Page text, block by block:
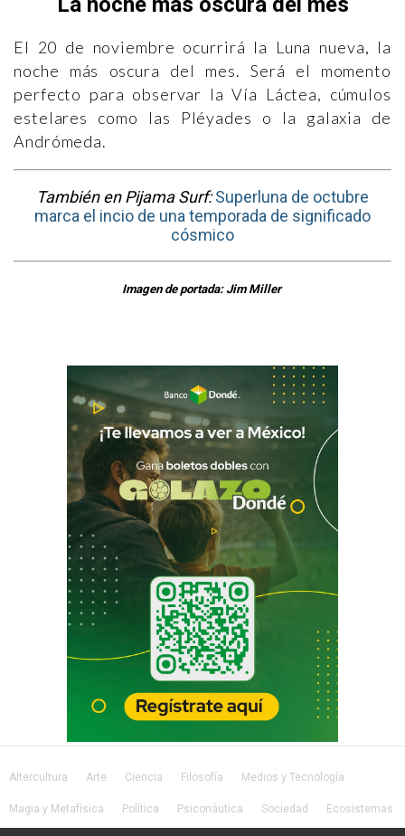
El 20 de noviembre ocurrirá la Luna nueva, la
noche más oscura del mes. Será el momento
perfecto para observar la Vía Láctea, cúmulos
estelares como las Pléyades o la galaxia de
Andrómeda.
También en Pijama Surf: Superluna de octubre
marca el incio de una temporada de significado
cósmico
Imagen de portada: Jim Miller
Altercultura Arte Ciencia Filosofía Medios y Tecnología
Magia y Metafísica Política Psiconáutica Sociedad Ecosistemas